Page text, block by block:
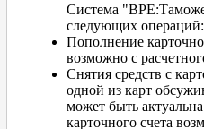
Cистема
следующих операций:
Пополнение
возможно с
Снятия средств с
одной из карт
может быть
карточного счета